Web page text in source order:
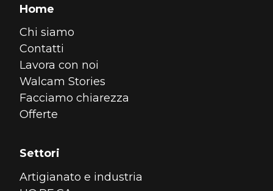
Home
Chi siamo
Contatti
Lavora con noi
Walcam Stories
Facciamo chiarezza
Offerte
Settori
Artigianato e industria